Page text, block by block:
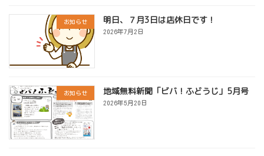
お知らせ 明日、７月3日は店休日です！
2026年7月2日
お知らせ 地域無料新聞「ビバ！ふどうじ」5月号
2026年5月20日